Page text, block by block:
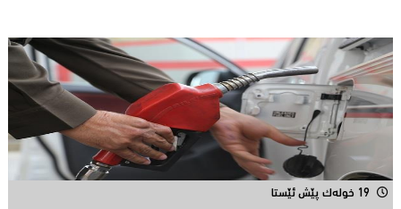
19 خولەک پێش ئێستا